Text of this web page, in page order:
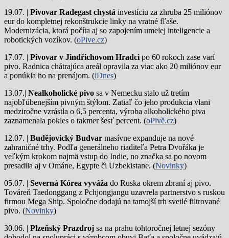
19.07. | Pivovar Radegast chystá investíciu za zhruba 25 miliónov
eur do kompletnej rekonštrukcie linky na vratné fľaše.
Modernizácia, ktorá počíta aj so zapojením umelej inteligencie a
robotických vozíkov. (oPive.cz)
17.07. | Pivovar v Jindřichovom Hradcipo 60 rokoch zase varí
pivo. Radnica chátrajúca areál opravila za viac ako 20 miliónov eur
a ponúkla ho na prenájom. (iDnes)
13.07.| Nealkoholické pivo sa v Nemecku stalo už tretím
najobľúbenejším pivným štýlom. Zatiaľ čo jeho produkcia vlani
medziročne vzrástla o 6,5 percenta, výroba alkoholického piva
zaznamenala pokles o takmer šesť percent. (oPivě.cz)
12.07. | Budějovický Budvar masívne expanduje na nové
zahraničné trhy. Podľa generálneho riaditeľa Petra Dvořáka je
veľkým krokom najmä vstup do Indie, no značka sa po novom
presadila aj v Ománe, Egypte či Uzbekistane. (Novinky)
05.07. | Severná Kórea vyváža do Ruska okrem zbraní aj pivo.
Továreň Taedonggang z Pchjongjangu uzavrela partnerstvo s ruskou
firmou Mega Ship. Spoločne dodajú na tamojší trh svetlé filtrované
pivo. (Novinky)
30.06. | Plzeňský Prazdroj sa na prahu tohtoročnej letnej sezóny